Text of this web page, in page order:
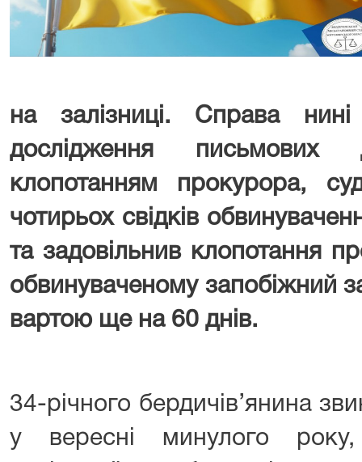
на залізниці. Справа
дослідження
клопотанням прокурора,
чотирьох свідків
та задовільнив клопотання
обвинуваченому запобіжний
вартою ще на 60 днів.
34-річного бердичів’янина
у вересні минулого року,